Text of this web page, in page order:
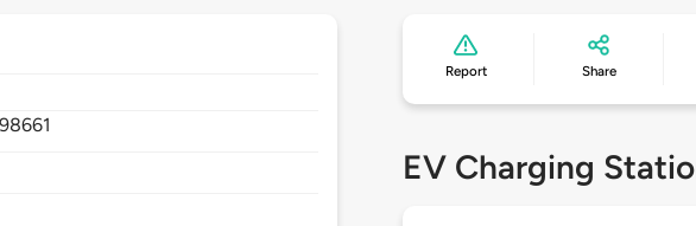
98661
Report Share
EV Charging